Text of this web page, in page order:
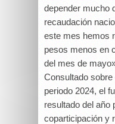
depender mucho
recaudación
este mes hemos
pesos menos en
del mes de
Consultado
periodo 2024, el
resultado del año
coparticipación y